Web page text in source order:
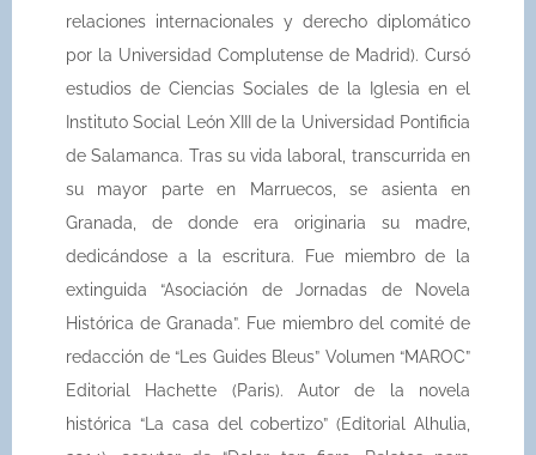
relaciones internacionales y derecho diplomático
por la Universidad Complutense de Madrid). Cursó
estudios de Ciencias Sociales de la Iglesia en el
Instituto Social León XIII de la Universidad Pontificia
de Salamanca. Tras su vida laboral, transcurrida en
su mayor parte en Marruecos, se asienta en
Granada, de donde era originaria su madre,
dedicándose a la escritura. Fue miembro de la
extinguida “Asociación de Jornadas de Novela
Histórica de Granada”. Fue miembro del comité de
redacción de “Les Guides Bleus” Volumen “MAROC”
Editorial Hachette (Paris). Autor de la novela
histórica “La casa del cobertizo” (Editorial Alhulia,